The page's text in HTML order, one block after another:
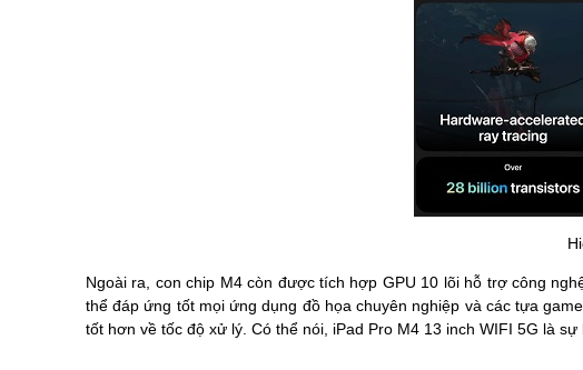
Ngoài ra, con chip M4 còn được tích hợp GPU 10 lõi hỗ trợ công
thể đáp ứng tốt mọi ứng dụng đồ họa chuyên nghiệp và các tựa
tốt hơn về tốc độ xử lý. Có thể nói, iPad Pro M4 13 inch WIFI 5G là